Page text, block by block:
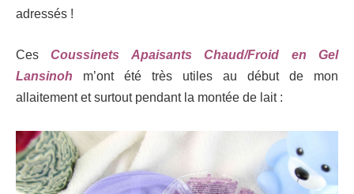
adressés !
CesCoussinets Apaisants Chaud/Froid en Gel
Lansinoh m’ont été très utiles au début de mon
allaitement et surtout pendant la montée de lait :